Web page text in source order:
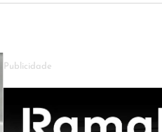
Publicidade